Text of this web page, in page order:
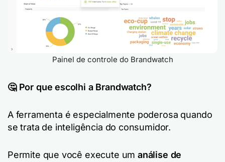
Painel de controle do Brandwatch
🤔 Por que escolhi a Brandwatch?
A ferramenta é especialmente poderosa quando
se trata de inteligência do consumidor.
Permite que você execute um análise de